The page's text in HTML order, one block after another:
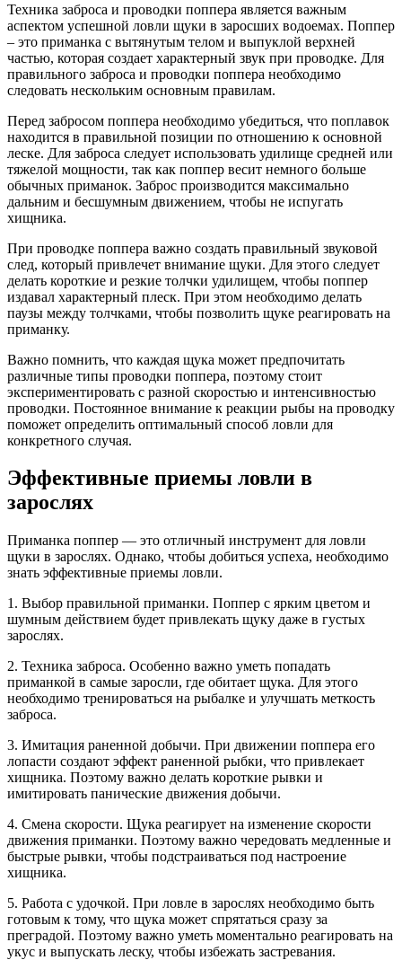
Техника заброса и проводки поппера является важным
аспектом успешной ловли щуки в заросших водоемах. Поппер
– это приманка с вытянутым телом и выпуклой верхней
частью, которая создает характерный звук при проводке. Для
правильного заброса и проводки поппера необходимо
следовать нескольким основным правилам.
Перед забросом поппера необходимо убедиться, что поплавок
находится в правильной позиции по отношению к основной
леске. Для заброса следует использовать удилище средней или
тяжелой мощности, так как поппер весит немного больше
обычных приманок. Заброс производится максимально
дальним и бесшумным движением, чтобы не испугать
хищника.
При проводке поппера важно создать правильный звуковой
след, который привлечет внимание щуки. Для этого следует
делать короткие и резкие толчки удилищем, чтобы поппер
издавал характерный плеск. При этом необходимо делать
паузы между толчками, чтобы позволить щуке реагировать на
приманку.
Важно помнить, что каждая щука может предпочитать
различные типы проводки поппера, поэтому стоит
экспериментировать с разной скоростью и интенсивностью
проводки. Постоянное внимание к реакции рыбы на проводку
поможет определить оптимальный способ ловли для
конкретного случая.
Эффективные приемы ловли в
зарослях
Приманка поппер — это отличный инструмент для ловли
щуки в зарослях. Однако, чтобы добиться успеха, необходимо
знать эффективные приемы ловли.
1. Выбор правильной приманки. Поппер с ярким цветом и
шумным действием будет привлекать щуку даже в густых
зарослях.
2. Техника заброса. Особенно важно уметь попадать
приманкой в самые заросли, где обитает щука. Для этого
необходимо тренироваться на рыбалке и улучшать меткость
заброса.
3. Имитация раненной добычи. При движении поппера его
лопасти создают эффект раненной рыбки, что привлекает
хищника. Поэтому важно делать короткие рывки и
имитировать панические движения добычи.
4. Смена скорости. Щука реагирует на изменение скорости
движения приманки. Поэтому важно чередовать медленные и
быстрые рывки, чтобы подстраиваться под настроение
хищника.
5. Работа с удочкой. При ловле в зарослях необходимо быть
готовым к тому, что щука может спрятаться сразу за
преградой. Поэтому важно уметь моментально реагировать на
укус и выпускать леску, чтобы избежать застревания.